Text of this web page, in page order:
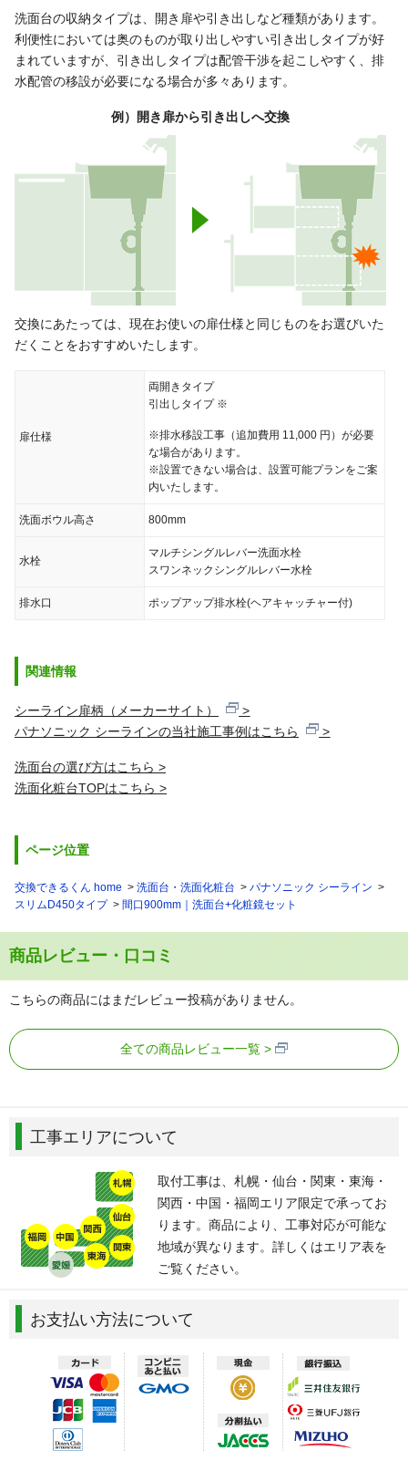
洗面台の収納タイプは、開き扉や引き出しなど種類があります。
利便性においては奥のものが取り出しやすい引き出しタイプが好
まれていますが、引き出しタイプは配管干渉を起こしやすく、排
水配管の移設が必要になる場合が多々あります。
例）開き扉から引き出しへ交換
交換にあたっては、現在お使いの扉仕様と同じものをお選びいた
だくことをおすすめいたします。
扉仕様
両開きタイプ
引出しタイプ ※
※排水移設工事（追加費用 11,000 円）が必要
な場合があります。
※設置できない場合は、設置可能プランをご案
内いたします。
洗面ボウル高さ 800mm
水栓
マルチシングルレバー洗面水栓
スワンネックシングルレバー水栓
排水口 ポップアップ排水栓(ヘアキャッチャー付)
関連情報
シーライン扉柄（メーカーサイト）
>
パナソニック シーラインの当社施工事例はこちら
>
洗面台の選び方はこちら >
洗面化粧台TOPはこちら >
ページ位置
交換できるくん home 洗面台・洗面化粧台
パナソニック シーライン
スリムD450タイプ
間口900mm｜洗面台+化粧鏡セット
商品レビュー・口コミ
こちらの商品にはまだレビュー投稿がありません。
全ての商品レビュー一覧
工事エリアについて
取付工事は、札幌・仙台・関東・東海・
関西・中国・福岡エリア限定で承ってお
ります。商品により、工事対応が可能な
地域が異なります。詳しくはエリア表を
ご覧ください。
お支払い方法について